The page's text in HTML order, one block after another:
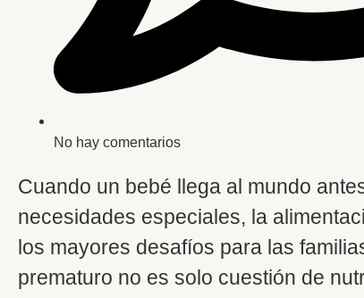
No hay comentarios
Cuando un bebé llega al mundo
necesidades especiales, la
los mayores desafíos para las
prematuro no es solo cuestión de